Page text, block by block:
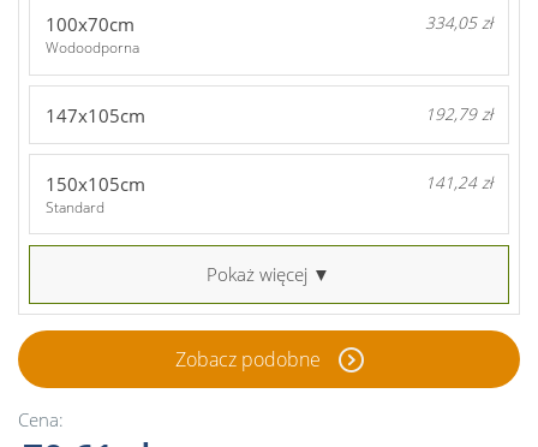
100x70cm 334,05 zł
Wodoodporna
147x105cm 192,79 zł
150x105cm 141,24 zł
Standard
Pokaż więcej ▼
Zobacz podobne
Cena: